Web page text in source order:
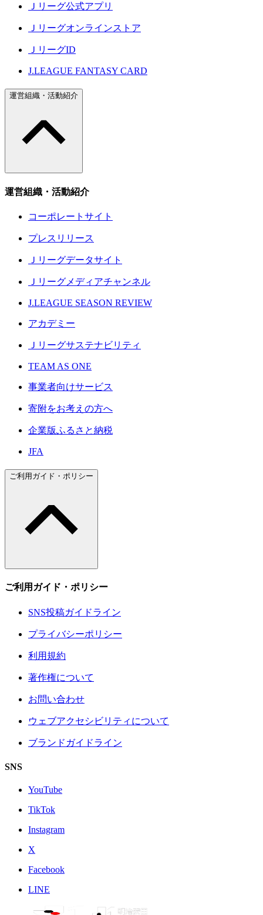
Ｊリーグ公式アプリ
Ｊリーグオンラインストア
ＪリーグID
J.LEAGUE FANTASY CARD
運営組織・活動紹介
運営組織・活動紹介
コーポレートサイト
プレスリリース
Ｊリーグデータサイト
Ｊリーグメディアチャンネル
J.LEAGUE SEASON REVIEW
アカデミー
Ｊリーグサステナビリティ
TEAM AS ONE
事業者向けサービス
寄附をお考えの方へ
企業版ふるさと納税
JFA
ご利用ガイド・ポリシー
ご利用ガイド・ポリシー
SNS投稿ガイドライン
プライバシーポリシー
利用規約
著作権について
お問い合わせ
ウェブアクセシビリティについて
ブランドガイドライン
SNS
YouTube
TikTok
Instagram
X
Facebook
LINE